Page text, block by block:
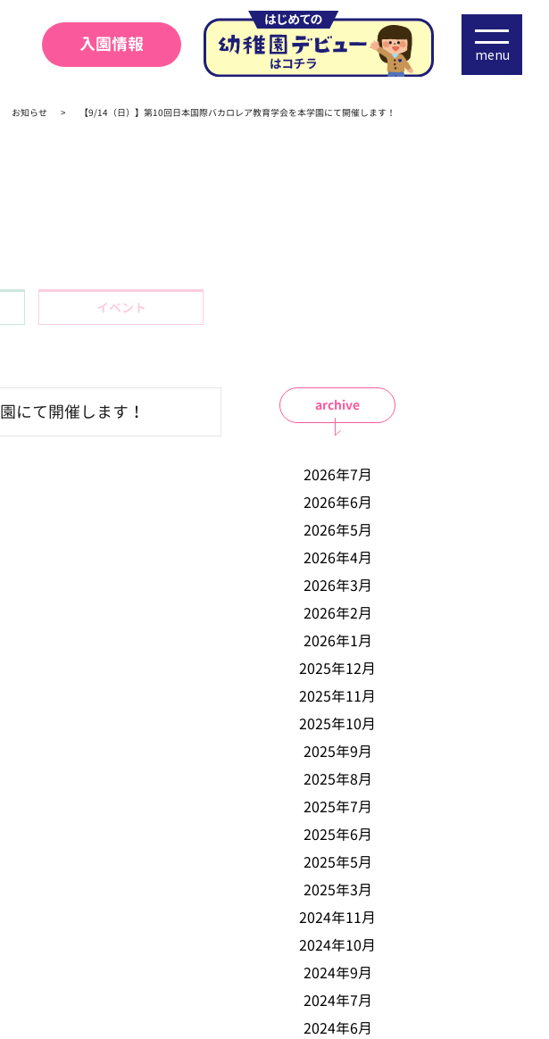
入園情報 menu
お知らせ 【9/14（日）】第10回日本国際バカロレア教育学会を本学園にて開催します！
イベント
にて開催します！ archive
2026年7月
2026年6月
2026年5月
2026年4月
2026年3月
2026年2月
2026年1月
2025年12月
2025年11月
2025年10月
2025年9月
2025年8月
2025年7月
2025年6月
2025年5月
2025年3月
2024年11月
2024年10月
2024年9月
2024年7月
2024年6月